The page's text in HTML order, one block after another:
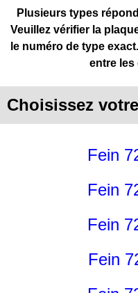
Plusieurs types
Veuillez vérifier la
le numéro de type
entre les
Choisissez
Fein
Fein
Fein
Fein